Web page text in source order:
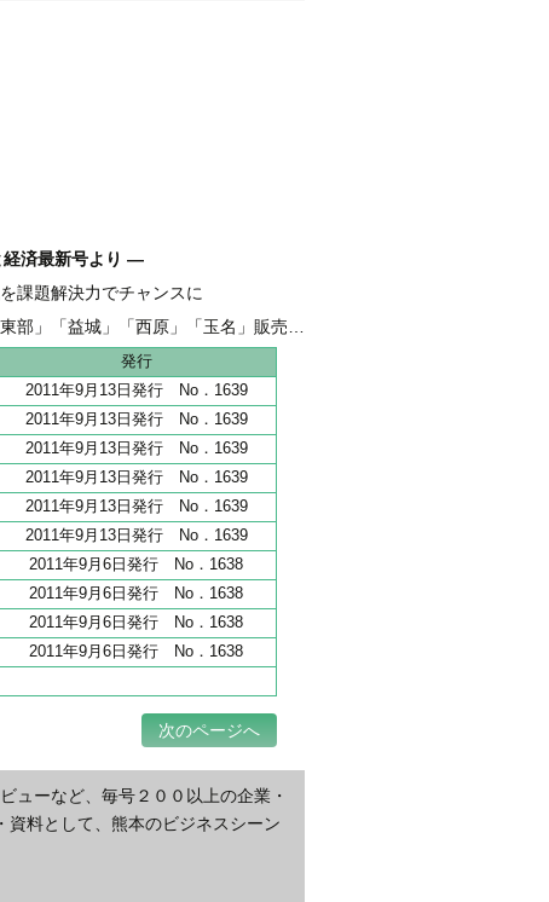
済最新号より ―
課題解決力でチャンスに
融 伴走支援強化し、新たな資金需要を開拓
部」「益城」「西原」「玉名」販売好調
地 全206haうち65haが分譲開始
発行
2011年9月13日発行 No．1639
2011年9月13日発行 No．1639
2011年9月13日発行 No．1639
2011年9月13日発行 No．1639
2011年9月13日発行 No．1639
2011年9月13日発行 No．1639
2011年9月6日発行 No．1638
2011年9月6日発行 No．1638
2011年9月6日発行 No．1638
2011年9月6日発行 No．1638
次のページへ
ューなど、毎号２００以上の企業・
料として、熊本のビジネスシーン